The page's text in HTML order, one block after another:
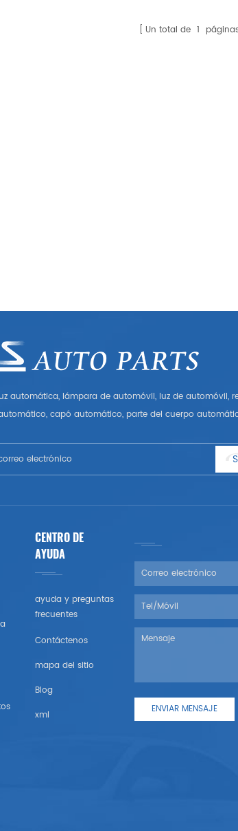
Un total de 1
automática, lámpara de automóvil, luz de automóvil,
capó automático, parte del cuerpo
CENTRO DE
AYUDA
ayuda y preguntas
frecuentes
Contáctenos
mapa del sitio
Blog
xml